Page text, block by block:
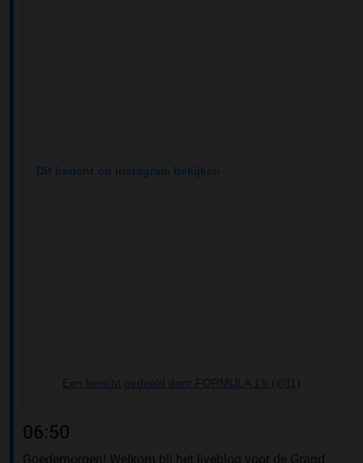
Dit bericht op Instagram bekijken
Een bericht gedeeld door FORMULA 1® (@f1)
06:50
Goedemorgen! Welkom bij het liveblog voor de Grand